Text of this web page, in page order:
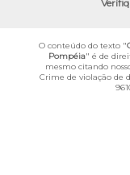
O conteúdo do texto "
Pompéia" é de
mesmo citando
Crime de violação de